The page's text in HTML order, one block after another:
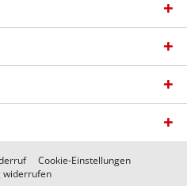
Cookie-Einstellungen
widerrufen